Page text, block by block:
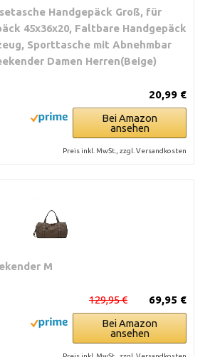
Handgepäck Groß, für
45x36x20, Faltbare Handgepäck
Sporttasche mit Abnehmbar
Damen Herren(Beige)
20,99 €
Bei Amazon
ansehen
Preis inkl. MwSt., zzgl. Versandkosten
M
69,95 €
129,95 €
Bei Amazon
ansehen